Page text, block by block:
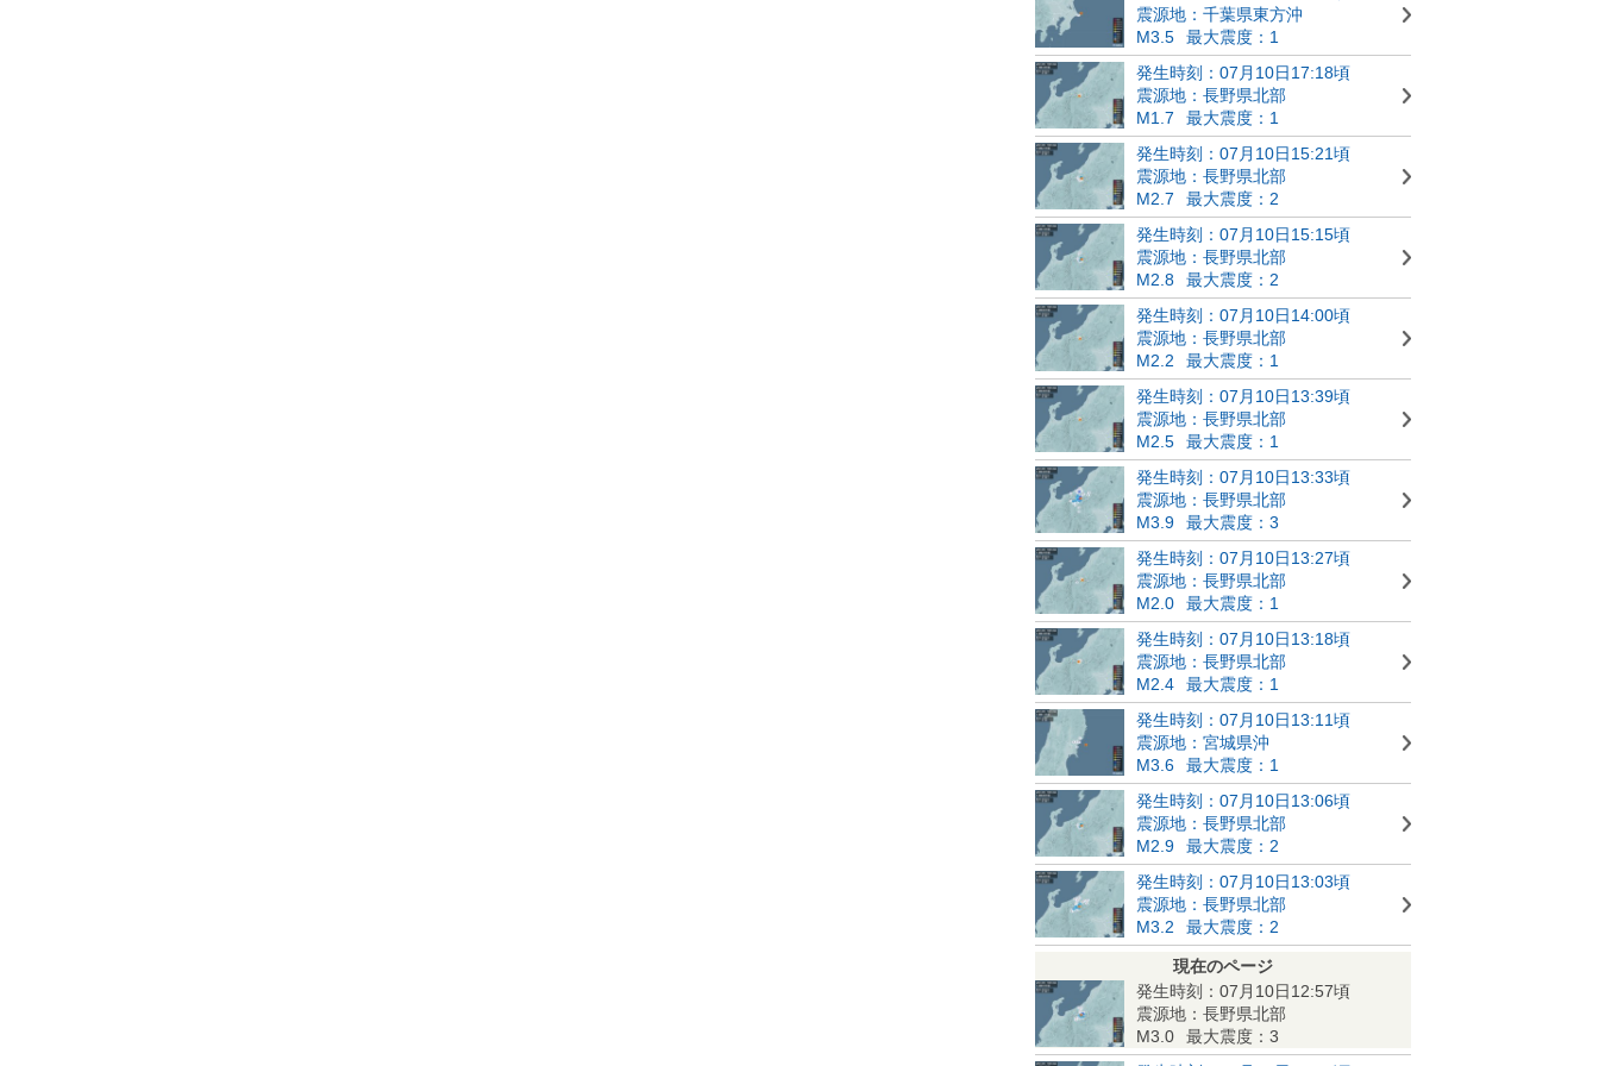
震源地：千葉県東方沖
M3.5
最大震度：1
発生時刻：07月10日17:18頃
震源地：長野県北部
M1.7
最大震度：1
発生時刻：07月10日15:21頃
震源地：長野県北部
M2.7
最大震度：2
発生時刻：07月10日15:15頃
震源地：長野県北部
M2.8
最大震度：2
発生時刻：07月10日14:00頃
震源地：長野県北部
M2.2
最大震度：1
発生時刻：07月10日13:39頃
震源地：長野県北部
M2.5
最大震度：1
発生時刻：07月10日13:33頃
震源地：長野県北部
M3.9
最大震度：3
発生時刻：07月10日13:27頃
震源地：長野県北部
M2.0
最大震度：1
発生時刻：07月10日13:18頃
震源地：長野県北部
M2.4
最大震度：1
発生時刻：07月10日13:11頃
震源地：宮城県沖
M3.6
最大震度：1
発生時刻：07月10日13:06頃
震源地：長野県北部
M2.9
最大震度：2
発生時刻：07月10日13:03頃
震源地：長野県北部
M3.2
最大震度：2
現在のページ
発生時刻：07月10日12:57頃
震源地：長野県北部
M3.0
最大震度：3